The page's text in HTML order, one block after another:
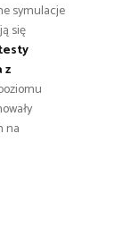
symulacje
się
z
na